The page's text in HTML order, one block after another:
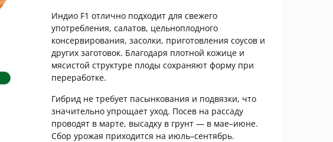
Индио F1 отлично подходит для свежего
употребления, салатов, цельноплодного
консервирования, засолки, приготовления соусов и
других заготовок. Благодаря плотной кожице и
мясистой структуре плоды сохраняют форму при
переработке.
Гибрид не требует пасынкования и подвязки, что
значительно упрощает уход. Посев на рассаду
проводят в марте, высадку в грунт — в мае–июне.
Сбор урожая приходится на июль–сентябрь.